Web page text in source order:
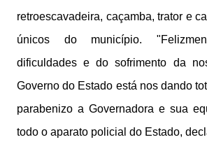
retroescavadeira, caçamba, trator e
únicos do município.
dificuldades e do sofrimento da
Governo do Estado está nos dando
parabenizo a Governadora e sua
todo o aparato policial do Estado,